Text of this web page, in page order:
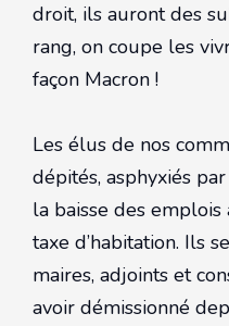
droit, ils auront des
rang, on coupe les
façon Macron !
Les élus de nos
dépités, asphyxiés
la baisse des
taxe d’habitation. Ils
maires, adjoints et
avoir démissionné